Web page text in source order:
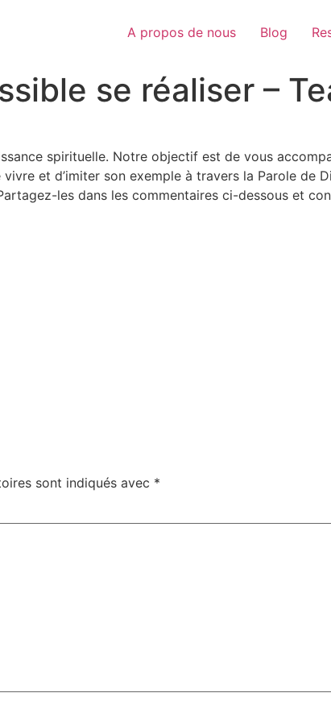
A propos de nous Blog
se réaliser –
spirituelle. Notre objectif est de vous
et d’imiter son exemple à travers la Parole de
les dans les commentaires ci-dessous et
sont indiqués avec *